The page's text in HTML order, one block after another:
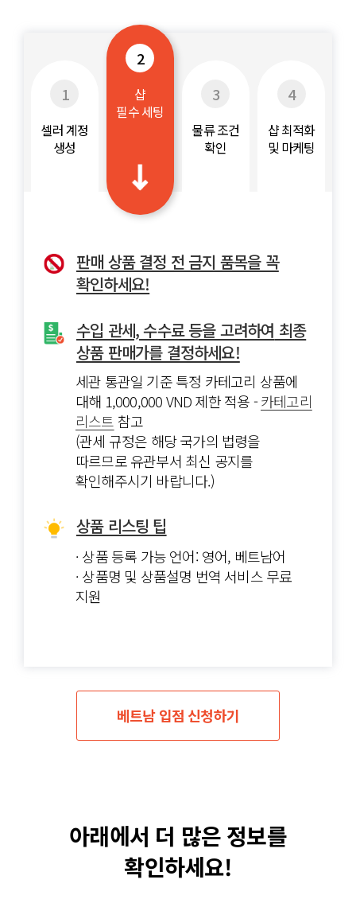
1
셀러 계정
생성
2
샵
필수 세팅
3
물류 조건
확인
4
샵 최적화
및 마케팅
사업자등록증만 있다면 쉽게 입점
가능합니다!
샵 생성 후 메인 계정을 반드시
활성화해주세요!
한국셀러센터 계정 업그레이드 및원활한
판매 대금 정산을 위해 꼭 필요한
절차입니다.
메인 계정 활성화 방법
베트남 샵 판매 활성화를 위해 반드시
샵 바인딩을 진행해주세요!
메인 계정으로 서브 계정 플랫폼에
로그인하여샵을 바인딩하셔야 해당 국가
샵에서 판매가 가능합니다.
판매 상품 결정 전 금지 품목을 꼭
확인하세요!
수입 관세, 수수료 등을 고려하여 최종
상품 판매가를 결정하세요!
세관 통관일 기준 특정 카테고리 상품에
대해 1,000,000 VND 제한 적용 -카테고리
리스트 참고
(관세 규정은 해당 국가의 법령을
따르므로유관부서 최신 공지를
확인해주시기 바랍니다.)
상품 리스팅 팁
· 상품 등록 가능 언어: 영어, 베트남어
· 상품명 및 상품설명 번역 서비스 무료
지원
쇼피에서 제공하는 다양한 물류
솔루션을활용하세요!
마켓별 배송비를 확인하세요!
쇼피 광고 (Shopee ads)로 더 많은
고객들을유입하고 매출을 증대하세요!
키워드 광고
(Keyword ads)
디스커버리 광고
(Discovery ads)
부스트 광고
(Boost ads)
상품 상세페이지 최적화를 통해
베트남 입점 신청하기
아래에서 더 많은 정보를
확인하세요!